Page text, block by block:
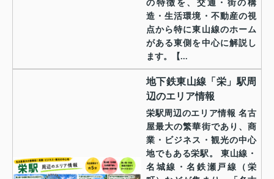
の特徴を、交通・街の構
造・生活環境・不動産の視
点から特に東山線のホーム
がある東側を中心に解説し
ます。【...
地下鉄東山線「栄」駅周
辺のエリア情報
栄駅周辺のエリア情報 名古
屋最大の繁華街であり、商
業・ビジネス・観光の中心
地でもある栄駅。 東山線・
名城線・名鉄瀬戸線（栄